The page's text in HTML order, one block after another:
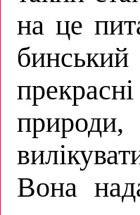
на це
Вона